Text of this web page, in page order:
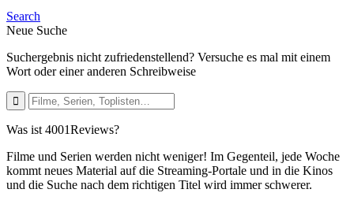
Search
Neue Suche
Suchergebnis nicht zufriedenstellend? Versuche es mal mit einem
Wort oder einer anderen Schreibweise
Was ist 4001Reviews?
Filme und Serien werden nicht weniger! Im Gegenteil, jede Woche
kommt neues Material auf die Streaming-Portale und in die Kinos
und die Suche nach dem richtigen Titel wird immer schwerer.